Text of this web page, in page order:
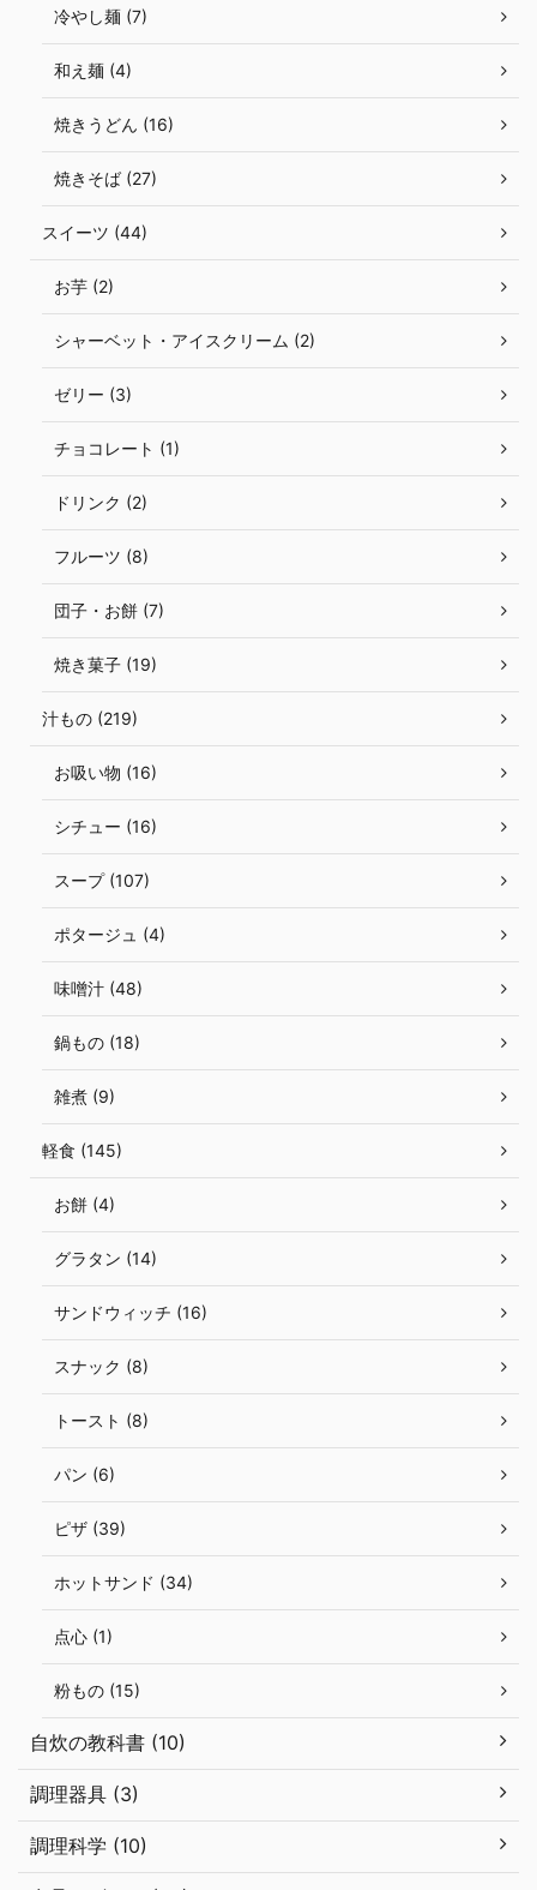
冷やし麺 (7)
和え麺 (4)
焼きうどん (16)
焼きそば (27)
スイーツ (44)
お芋 (2)
シャーベット・アイスクリーム (2)
ゼリー (3)
チョコレート (1)
ドリンク (2)
フルーツ (8)
団子・お餅 (7)
焼き菓子 (19)
汁もの (219)
お吸い物 (16)
シチュー (16)
スープ (107)
ポタージュ (4)
味噌汁 (48)
鍋もの (18)
雑煮 (9)
軽食 (145)
お餅 (4)
グラタン (14)
サンドウィッチ (16)
スナック (8)
トースト (8)
パン (6)
ピザ (39)
ホットサンド (34)
点心 (1)
粉もの (15)
自炊の教科書 (10)
調理器具 (3)
調理科学 (10)